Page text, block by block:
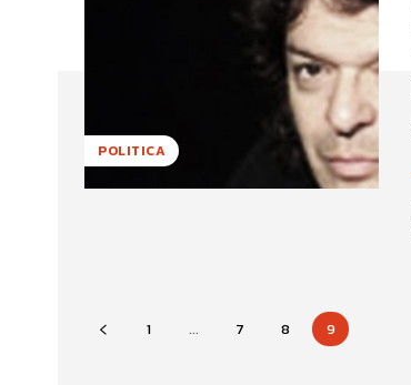
POLITICA
1 ... 7 8 9